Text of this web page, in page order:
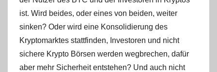
ist. Wird beides, oder eines von beiden, weiter
sinken? Oder wird eine Konsolidierung des
Kryptomarktes stattfinden, Investoren und nicht
sichere Krypto Börsen werden wegbrechen, dafür
aber mehr Sicherheit entstehen? Und auch nicht